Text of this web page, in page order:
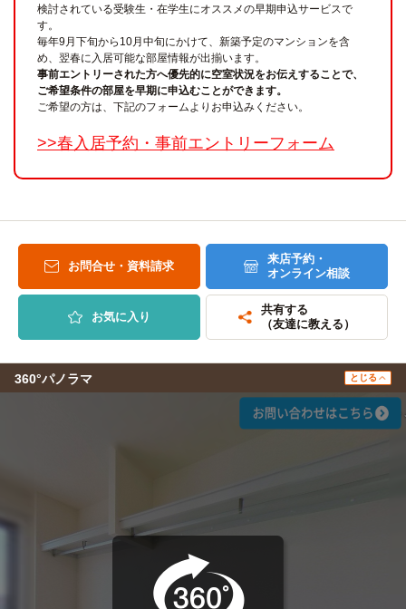
検討されている受験生・在学生にオススメの早期申込サービスで
す。
毎年9月下旬から10月中旬にかけて、新築予定のマンションを含
め、翌春に入居可能な部屋情報が出揃います。
事前エントリーされた方へ優先的に空室状況をお伝えすることで、
ご希望条件の部屋を早期に申込むことができます。
ご希望の方は、下記のフォームよりお申込みください。
>>春入居予約・事前エントリーフォーム
お問合せ・資料請求
来店予約・
オンライン相談
お気に入り
共有する
（友達に教える）
360°パノラマ とじる